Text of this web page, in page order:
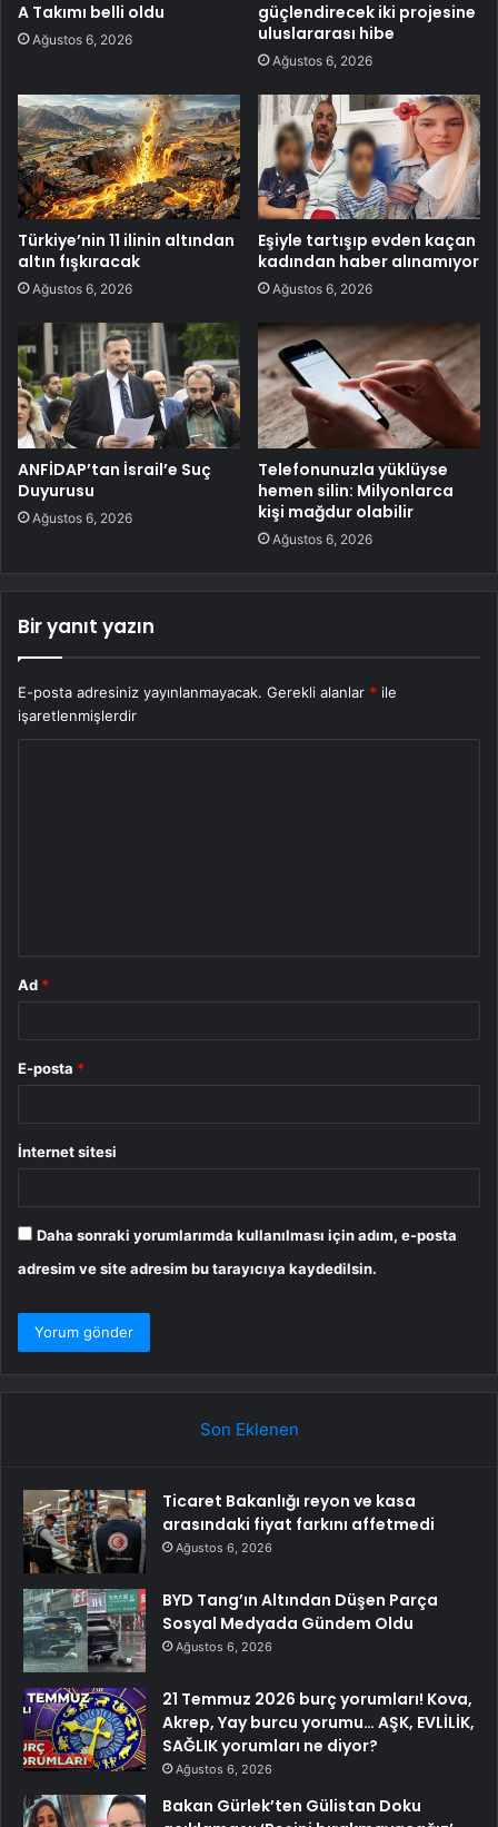
A Takımı belli oldu
Ağustos 6, 2026
güçlendirecek iki projesine
uluslararası hibe
Ağustos 6, 2026
Türkiye’nin 11 ilinin altından
altın fışkıracak
Ağustos 6, 2026
Eşiyle tartışıp evden kaçan
kadından haber alınamıyor
Ağustos 6, 2026
ANFİDAP’tan İsrail’e Suç
Duyurusu
Ağustos 6, 2026
Telefonunuzla yüklüyse
hemen silin: Milyonlarca
kişi mağdur olabilir
Ağustos 6, 2026
Bir yanıt yazın
E-posta adresiniz yayınlanmayacak. Gerekli alanlar * ile
işaretlenmişlerdir
Ad *
E-posta *
İnternet sitesi
Daha sonraki yorumlarımda kullanılması için adım, e-posta
adresim ve site adresim bu tarayıcıya kaydedilsin.
Son Eklenen
Ticaret Bakanlığı reyon ve kasa
arasındaki fiyat farkını affetmedi
Ağustos 6, 2026
BYD Tang’ın Altından Düşen Parça
Sosyal Medyada Gündem Oldu
Ağustos 6, 2026
21 Temmuz 2026 burç yorumları! Kova,
Akrep, Yay burcu yorumu… AŞK, EVLİLİK,
SAĞLIK yorumları ne diyor?
Ağustos 6, 2026
Bakan Gürlek’ten Gülistan Doku